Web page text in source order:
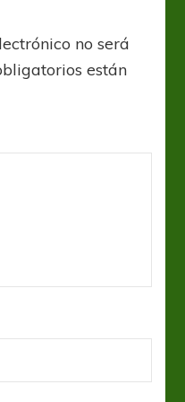
no será
están